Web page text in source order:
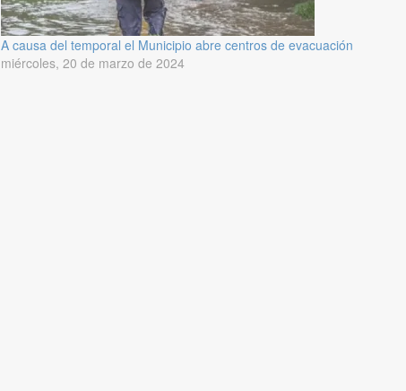
A causa del temporal el Municipio abre centros de evacuación
miércoles, 20 de marzo de 2024